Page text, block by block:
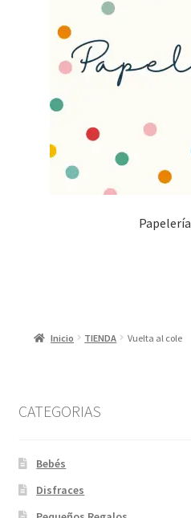
Papelería
Inicio TIENDA Vuelta al cole
CATEGORIAS
Bebés
Disfraces